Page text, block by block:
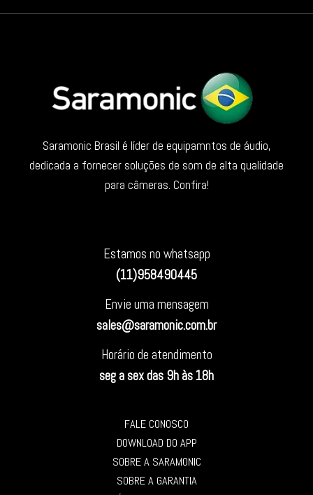
Saramonic Brasil é líder de equipamntos de áudio,
dedicada a fornecer soluções de som de alta qualidade
para câmeras. Confira!
Estamos no whatsapp
(11)958490445
Envie uma mensagem
sales@saramonic.com.br
Horário de atendimento
seg a sex das 9h às 18h
FALE CONOSCO
DOWNLOAD DO APP
SOBRE A SARAMONIC
SOBRE A GARANTIA